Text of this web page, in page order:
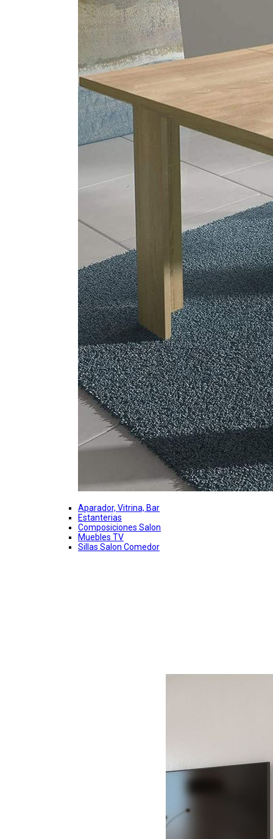
Aparador, Vitrina, Bar
Estanterias
Composiciones Salon
Muebles TV
Sillas Salon Comedor